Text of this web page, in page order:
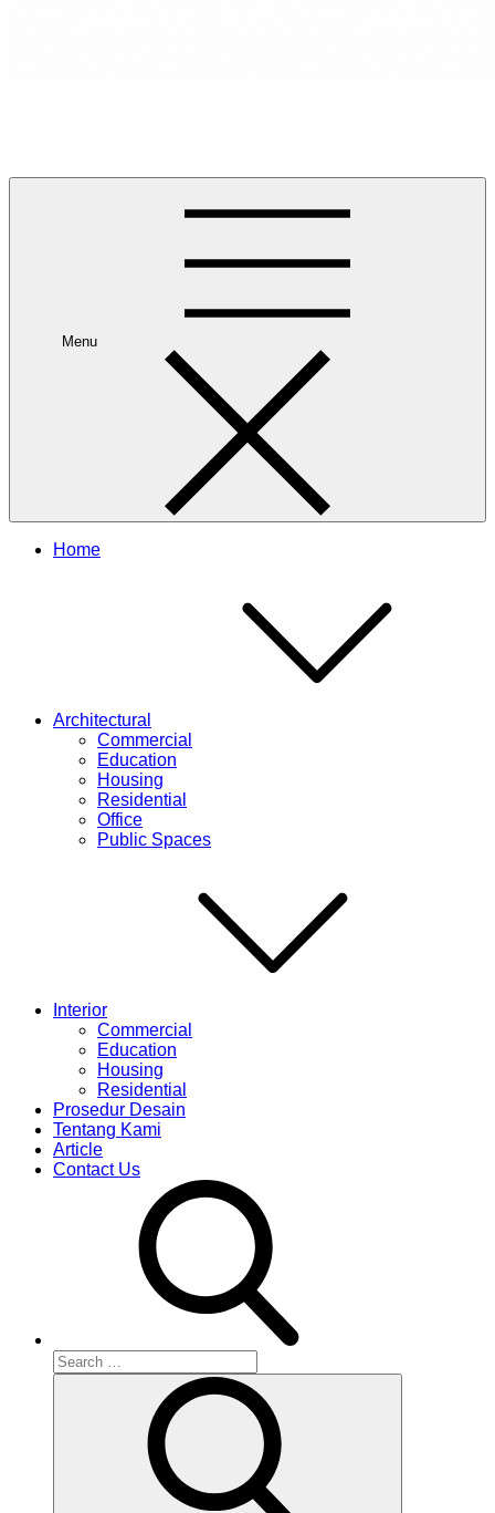
Menu
Home
Architectural
Commercial
Education
Housing
Residential
Office
Public Spaces
Interior
Commercial
Education
Housing
Residential
Prosedur Desain
Tentang Kami
Article
Contact Us
Search
for: